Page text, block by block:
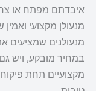
איבדתם מפתח או
מנעולן מקצועי
מנעולנים שמציעים
במחיר מובקע, ויש
מקצועיים תחת